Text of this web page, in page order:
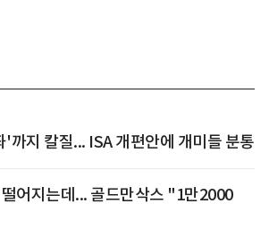
'까지 칼질... ISA 개편안에 개미들 분통
어지는데... 골드만삭스 "1만2000